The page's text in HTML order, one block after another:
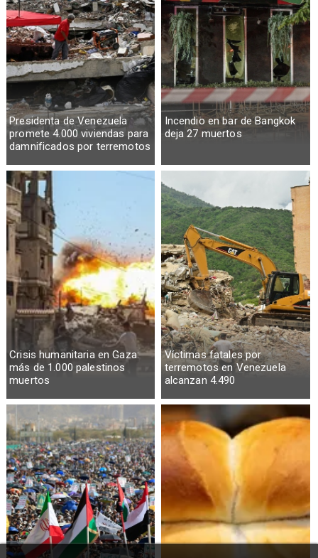
Presidenta de Venezuela
promete 4.000 viviendas para
damnificados por terremotos
Incendio en bar de Bangkok
deja 27 muertos
Crisis humanitaria en Gaza:
más de 1.000 palestinos
muertos
Víctimas fatales por
terremotos en Venezuela
alcanzan 4.490